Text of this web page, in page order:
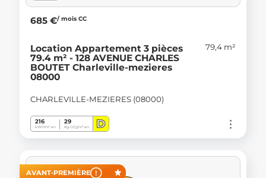
685 €/ mois CC
Location Appartement 3 pièces
79.4 m² - 128 AVENUE CHARLES
BOUTET Charleville-mezieres
08000
79,4 m²
CHARLEVILLE-MEZIERES (08000)
216
kWh/m².an
29
Kg CO2/m².an D
AVANT-PREMIÈRE